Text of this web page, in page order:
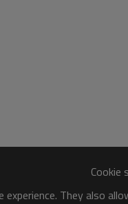
Cookie
They also